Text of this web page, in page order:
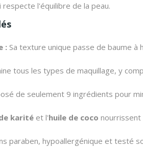
l'équilibre de la peau.
: Sa texture unique passe de baume à
tous les types de maquillage, y
de seulement 9 ingrédients pour
karité et l'huile de coco nourrissent
paraben, hypoallergénique et testé